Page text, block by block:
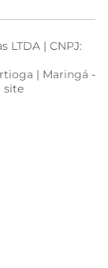
LTDA | CNPJ:
| Maringá -
site